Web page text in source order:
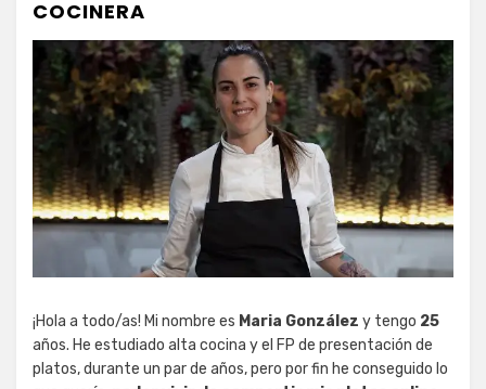
COCINERA
¡Hola a todo/as! Mi nombre es Maria González y tengo 25
años. He estudiado alta cocina y el FP de presentación de
platos, durante un par de años, pero por fin he conseguido lo